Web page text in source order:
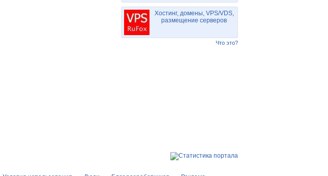
Хостинг, домены, VPS/VDS,
размещение серверов
Что это?